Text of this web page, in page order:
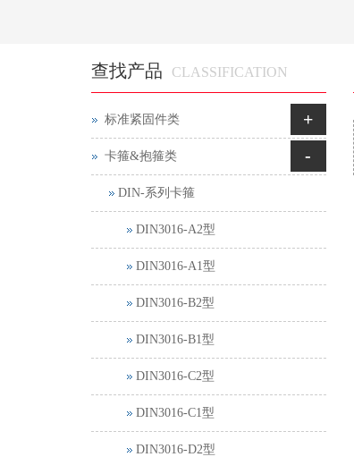
查找产品 CLASSIFICATION
标准紧固件类 +
卡箍&抱箍类 -
DIN-系列卡箍
DIN3016-A2型
DIN3016-A1型
DIN3016-B2型
DIN3016-B1型
DIN3016-C2型
DIN3016-C1型
DIN3016-D2型